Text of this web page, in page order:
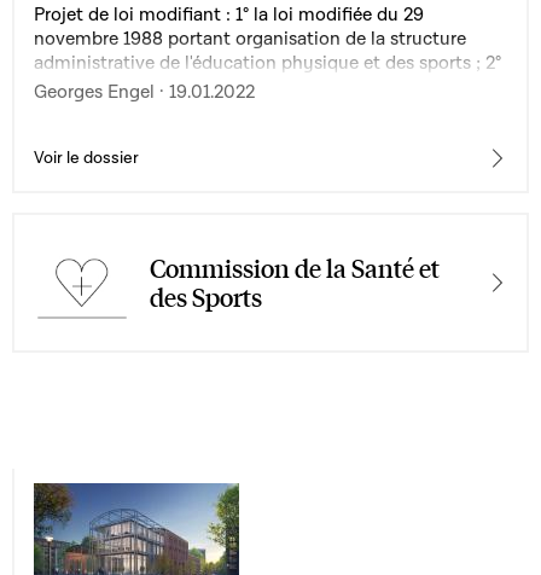
Projet de loi modifiant : 1° la loi modifiée du 29
novembre 1988 portant organisation de la structure
administrative de l'éducation physique et des sports ; 2°
la loi modifiée du 3 août 2005 concernant le sport ; 3° la
Georges Engel · 19.01.2022
Voir le dossier
Commission de la Santé et
des Sports